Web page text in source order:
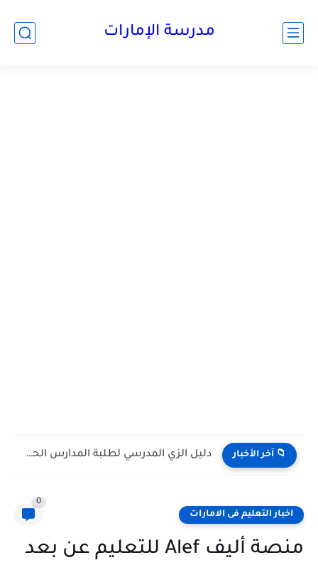
مدرسة الإمارات
📁 آخر الأخبار كتاب الطالب مادة الرياضيات المتكاملة الصف التاسع Bridge متقدم الفصل...
اخبار التعليم فى الامارات
0
منصة أليف Alef للتعليم عن بعد